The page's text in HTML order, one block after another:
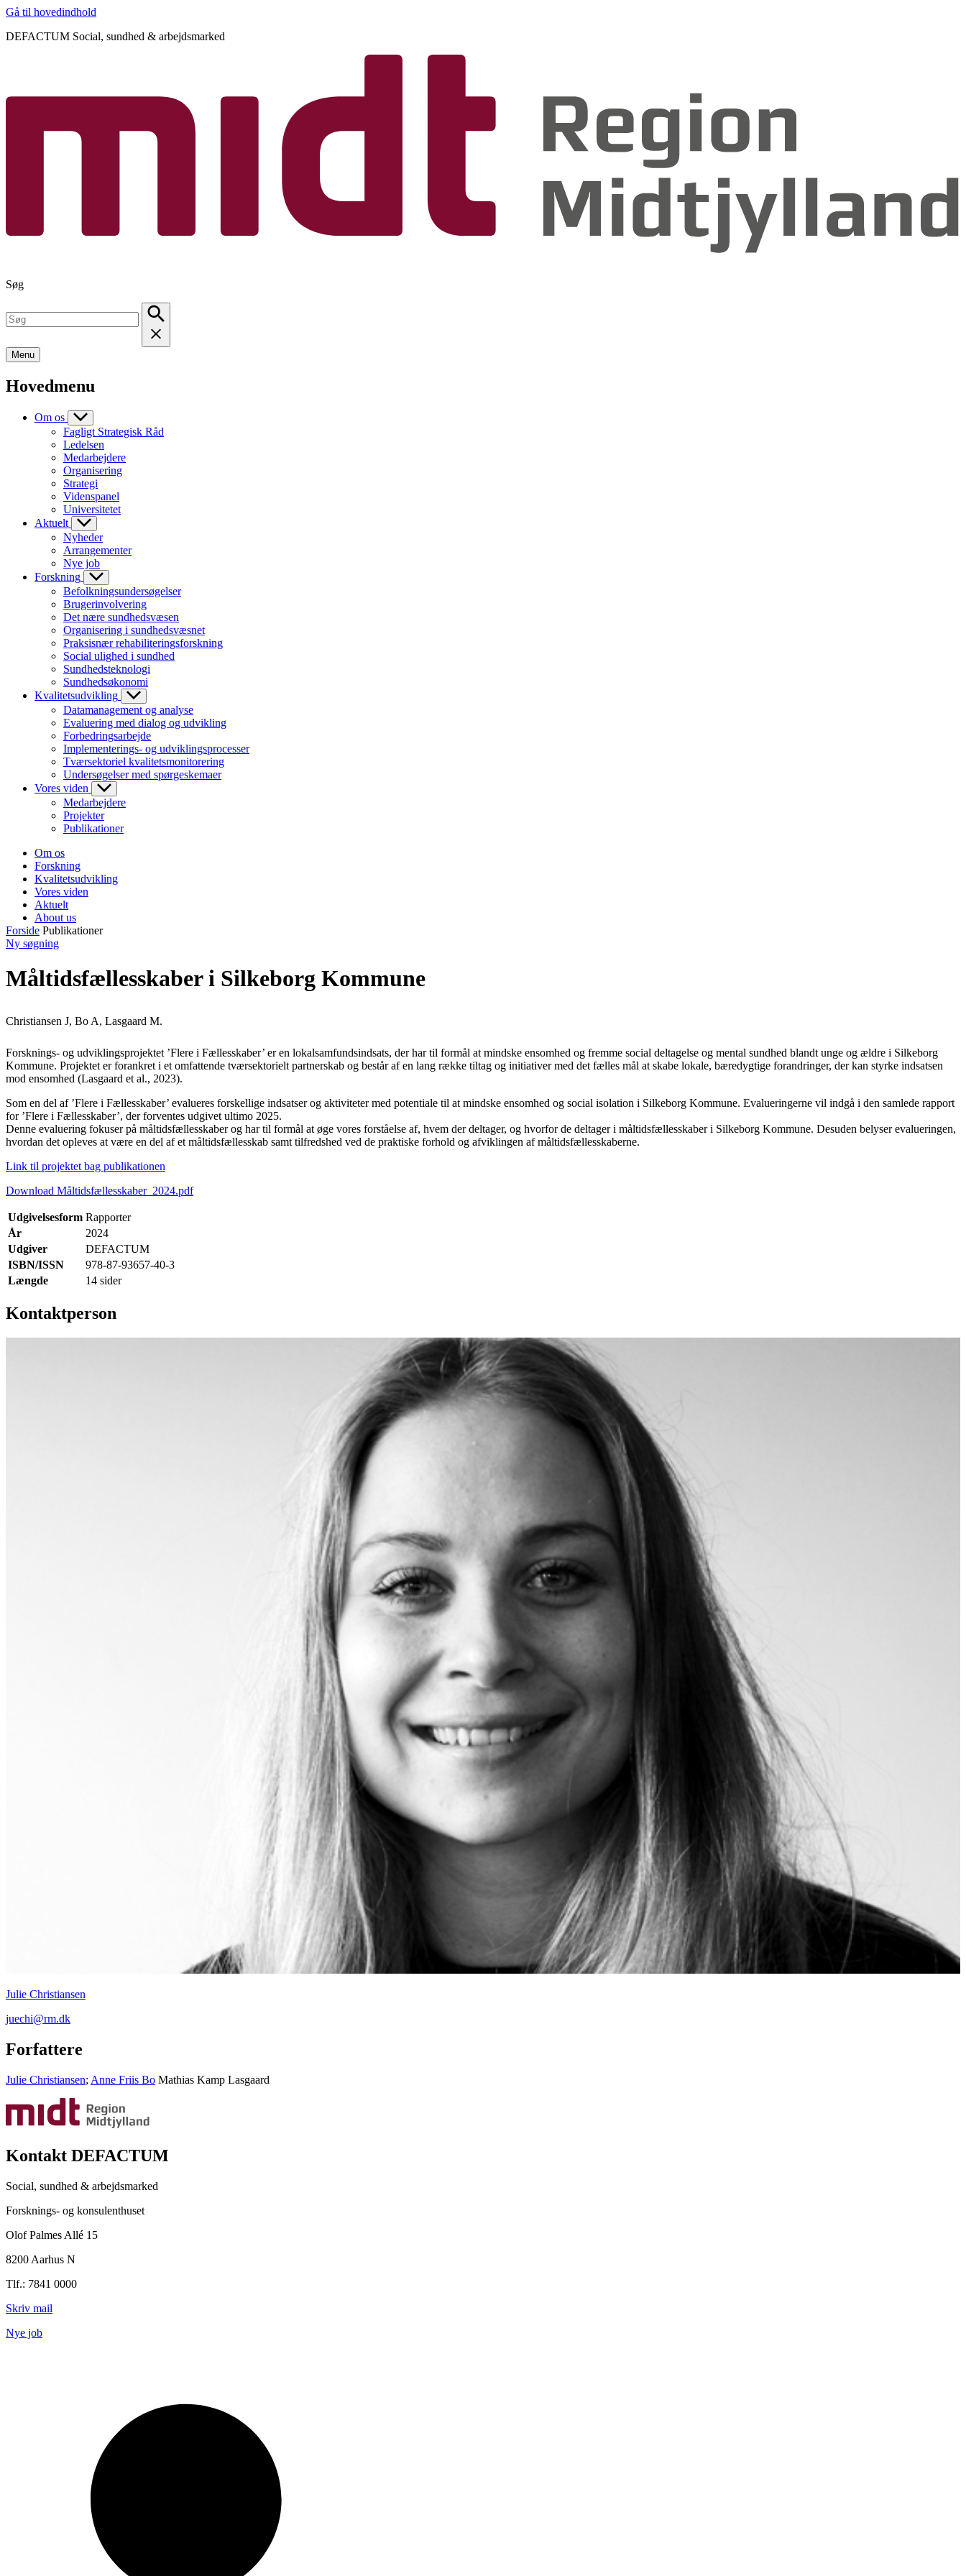
Gå til hovedindhold
DEFACTUM Social, sundhed & arbejdsmarked
Søg
Menu
Hovedmenu
Om os
Fagligt Strategisk Råd
Ledelsen
Medarbejdere
Organisering
Strategi
Videnspanel
Universitetet
Aktuelt
Nyheder
Arrangementer
Nye job
Forskning
Befolkningsundersøgelser
Brugerinvolvering
Det nære sundhedsvæsen
Organisering i sundhedsvæsnet
Praksisnær rehabiliteringsforskning
Social ulighed i sundhed
Sundhedsteknologi
Sundhedsøkonomi
Kvalitetsudvikling
Datamanagement og analyse
Evaluering med dialog og udvikling
Forbedringsarbejde
Implementerings- og udviklingsprocesser
Tværsektoriel kvalitetsmonitorering
Undersøgelser med spørgeskemaer
Vores viden
Medarbejdere
Projekter
Publikationer
Om os
Forskning
Kvalitetsudvikling
Vores viden
Aktuelt
About us
Forside Publikationer
Ny søgning
Måltidsfællesskaber i Silkeborg Kommune
Christiansen J, Bo A, Lasgaard M.
Forsknings- og udviklingsprojektet ’Flere i Fællesskaber’ er en lokalsamfundsindsats, der har til formål at mindske ensomhed og fremme social deltagelse og mental sundhed blandt unge og ældre i Silkeborg
Kommune. Projektet er forankret i et omfattende tværsektorielt partnerskab og består af en lang række tiltag og initiativer med det fælles mål at skabe lokale, bæredygtige forandringer, der kan styrke indsatsen
mod ensomhed (Lasgaard et al., 2023).
Som en del af ’Flere i Fællesskaber’ evalueres forskellige indsatser og aktiviteter med potentiale til at mindske ensomhed og social isolation i Silkeborg Kommune. Evalueringerne vil indgå i den samlede rapport
for ’Flere i Fællesskaber’, der forventes udgivet ultimo 2025.
Denne evaluering fokuser på måltidsfællesskaber og har til formål at øge vores forståelse af, hvem der deltager, og hvorfor de deltager i måltidsfællesskaber i Silkeborg Kommune. Desuden belyser evalueringen,
hvordan det opleves at være en del af et måltidsfællesskab samt tilfredshed ved de praktiske forhold og afviklingen af måltidsfællesskaberne.
Link til projektet bag publikationen
Download Måltidsfællesskaber_2024.pdf
Udgivelsesform Rapporter
År
2024
Udgiver
DEFACTUM
ISBN/ISSN
978-87-93657-40-3
Længde
14 sider
Kontaktperson
Julie Christiansen
juechi@rm.dk
Forfattere
Julie Christiansen; Anne Friis Bo Mathias Kamp Lasgaard
Kontakt DEFACTUM
Social, sundhed & arbejdsmarked
Forsknings- og konsulenthuset
Olof Palmes Allé 15
8200 Aarhus N
Tlf.: 7841 0000
Skriv mail
Nye job